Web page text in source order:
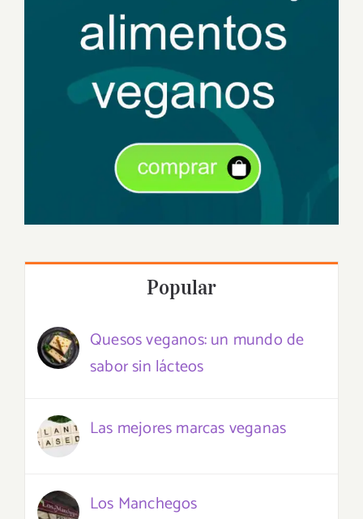
Popular
Quesos veganos: un mundo de
sabor sin lácteos
Las mejores marcas veganas
Los Manchegos